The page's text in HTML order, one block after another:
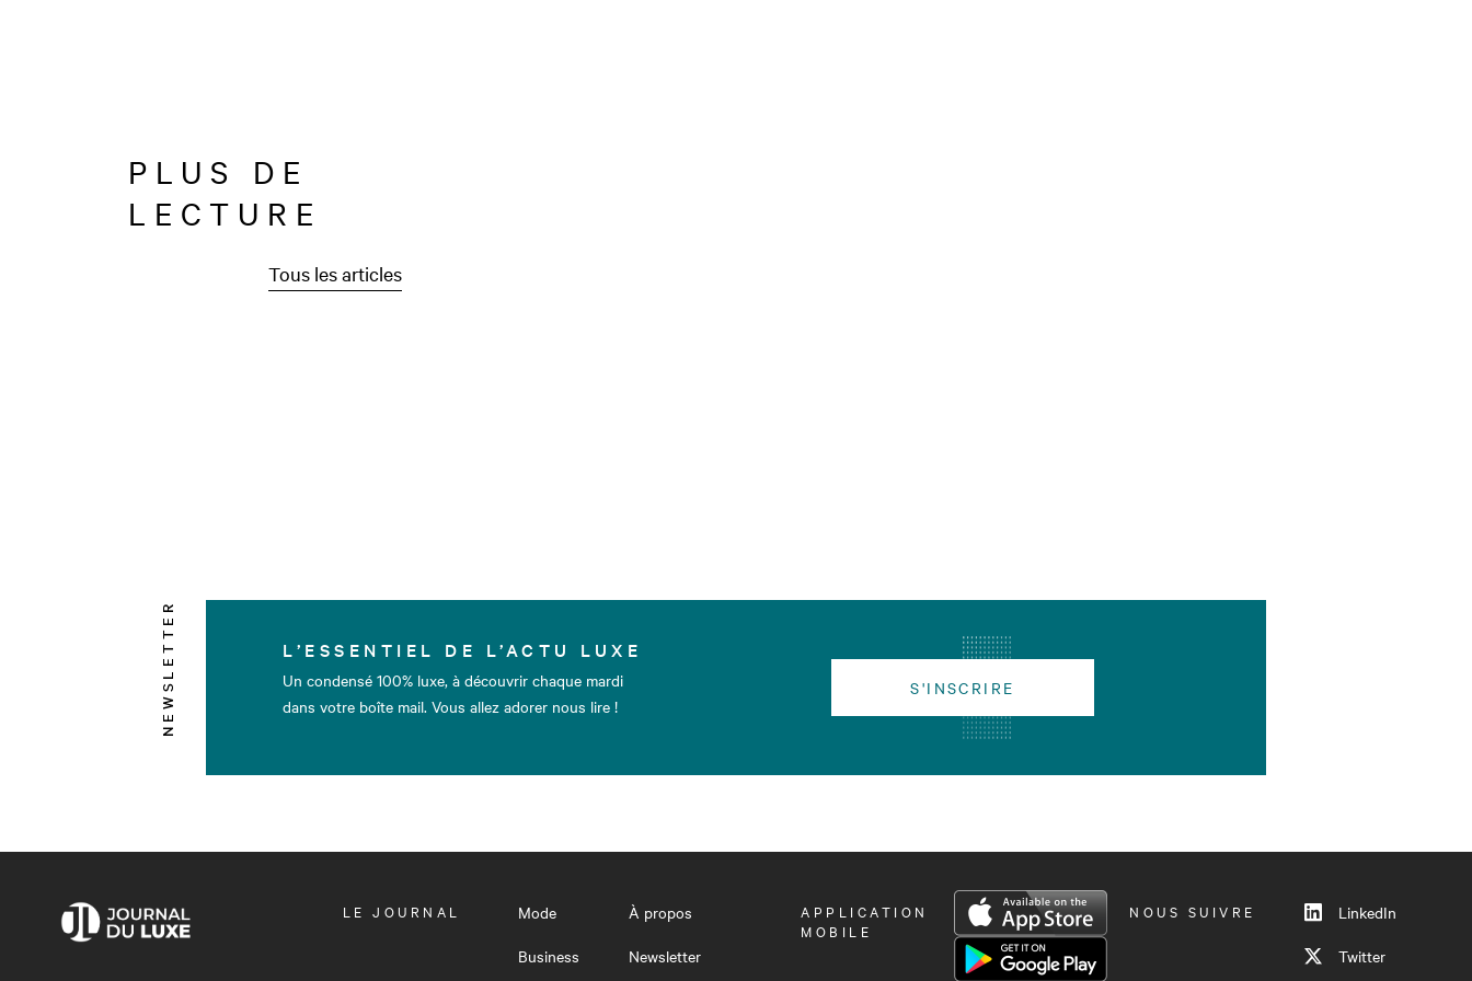
PLUS DE
LECTURE
Tous les articles
NEWSLETTER L’ESSENTIEL DE L’ACTU LUXE
Un condensé 100% luxe, à découvrir chaque mardi
dans votre boîte mail. Vous allez adorer nous lire !
S'INSCRIRE
OUVRIR
LE JOURNAL
Mode
Business
À propos
Newsletter
OUVRIR
LE
APPLICATION
MOBILE
NOUS SUIVRE
LinkedIn
Twitter